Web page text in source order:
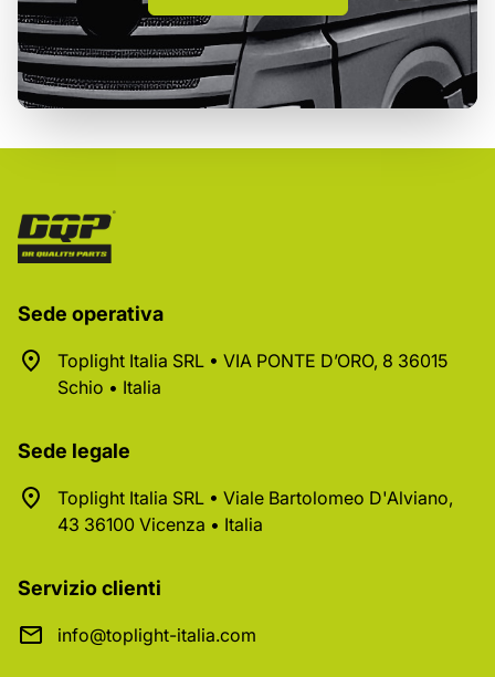
Sede operativa
Toplight Italia SRL • VIA PONTE D’ORO, 8 36015
Schio • Italia
Sede legale
Toplight Italia SRL • Viale Bartolomeo D'Alviano,
43 36100 Vicenza • Italia
Servizio clienti
info@toplight-italia.com